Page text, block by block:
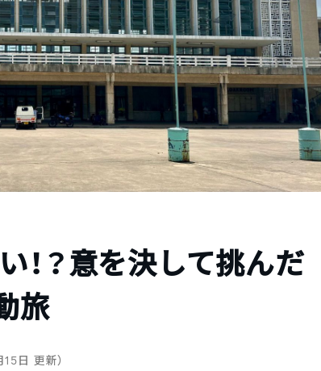
！？意を決して挑んだ
旅
日 更新）